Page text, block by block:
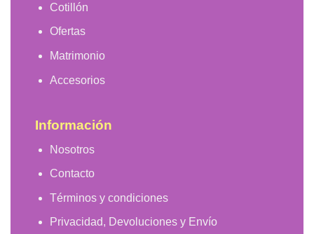
Cotillón
Ofertas
Matrimonio
Accesorios
Información
Nosotros
Contacto
Términos y condiciones
Privacidad, Devoluciones y Envío